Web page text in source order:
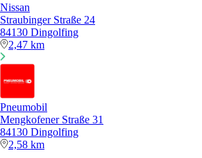
Nissan
Straubinger Straße 24
84130 Dingolfing
2,47 km
Pneumobil
Mengkofener Straße 31
84130 Dingolfing
2,58 km